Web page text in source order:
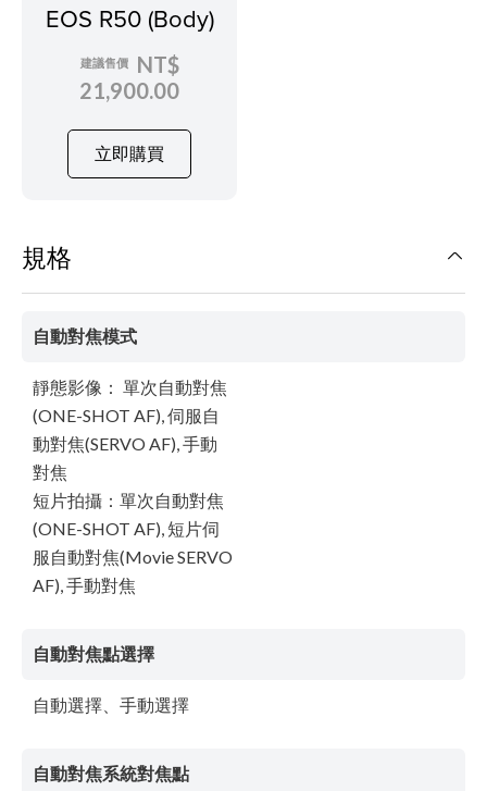
EOS R50 (Body)
建議售價
NT$
21,900.00
立即購買
規格
自動對焦模式
靜態影像： 單次自動對焦
(ONE-SHOT AF), 伺服自
動對焦(SERVO AF), 手動
對焦
短片拍攝：單次自動對焦
(ONE-SHOT AF), 短片伺
服自動對焦(Movie SERVO
AF), 手動對焦
自動對焦點選擇
自動選擇、手動選擇
自動對焦系統對焦點